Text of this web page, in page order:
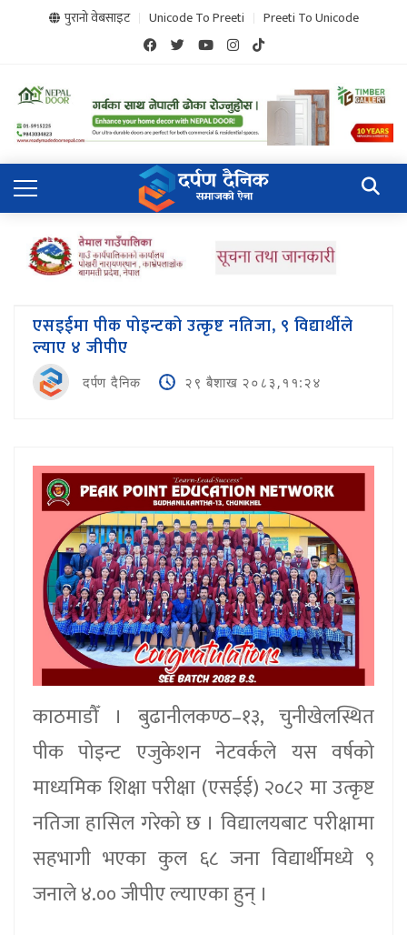
पुरानो वेबसाइट Unicode To Preeti Preeti To Unicode
एसइईमा पीक पोइन्टको उत्कृष्ट नतिजा, ९ विद्यार्थीले
ल्याए ४ जीपीए
दर्पण दैनिक २९ बैशाख २०८३,११:२४
काठमाडौँ । बुढानीलकण्ठ–१३, चुनीखेलस्थित
पीक पोइन्ट एजुकेशन नेटवर्कले यस वर्षको
माध्यमिक शिक्षा परीक्षा (एसईई) २०८२ मा उत्कृष्ट
नतिजा हासिल गरेको छ । विद्यालयबाट परीक्षामा
सहभागी भएका कुल ६८ जना विद्यार्थीमध्ये ९
जनाले ४.०० जीपीए ल्याएका हुन् ।